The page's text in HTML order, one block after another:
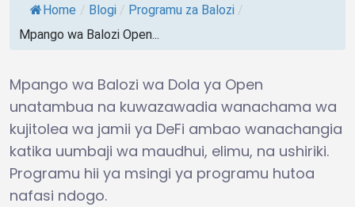
Home / Blogi / Programu za Balozi /
Mpango wa Balozi Open...
Mpango wa Balozi wa Dola ya Open
unatambua na kuwazawadia wanachama wa
kujitolea wa jamii ya DeFi ambao wanachangia
katika uumbaji wa maudhui, elimu, na ushiriki.
Programu hii ya msingi ya programu hutoa
nafasi ndogo.